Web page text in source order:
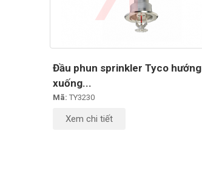
Đầu phun sprinkler Tyco hướng
xuống...
Mã: TY3230
Xem chi tiết